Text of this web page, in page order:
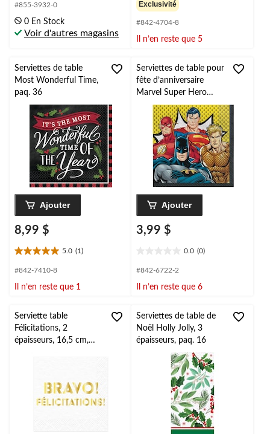
étoile(s)
5.
#855-3932-0
0 En Stock
Voir d'autres magasins
sur
5.
Exclusivité
#842-4704-8
Il n’en reste que 5
Serviettes de table
Most Wonderful Time,
paq. 36
Ajouter
8,99 $
5.0 (1)
5.0
étoile(s)
5.
évaluation
#842-7410-8
Il n’en reste que 1
Serviettes de table pour
fête d’anniversaire
Marvel Super Hero
Adventure, paq. 16
Ajouter
3,99 $
0.0 (0)
étoile(s)
5.
#842-6722-2
Il n’en reste que 6
Serviette table
Félicitations, 2
épaisseurs, 16,5 cm,
Serviettes de table de
Noël Holly Jolly, 3
épaisseurs, paq. 16